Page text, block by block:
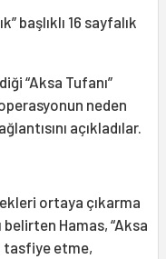
başlıklı 16 sayfalık
“Aksa Tufanı”
neden
açıkladılar.
ortaya çıkarma
belirten Hamas, “Aksa
tasfiye etme,